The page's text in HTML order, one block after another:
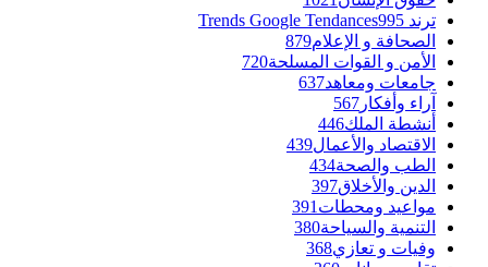
ترند Trends Google Tendances 995
الصحافة و الإعلام879
الأمن و القوات المسلحة720
جامعات ومعاهد637
آراء وأفكار 567
أنشطة الملك446
الاقتصاد والأعمال439
الطب والصحة434
الدين والأخلاق397
مواعيد ومحطات 391
التنمية والسياحة380
وفيات و تعازي368